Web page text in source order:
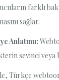
farklı
sağlar.
Anlatımı:
sevinci veya
Türkçe